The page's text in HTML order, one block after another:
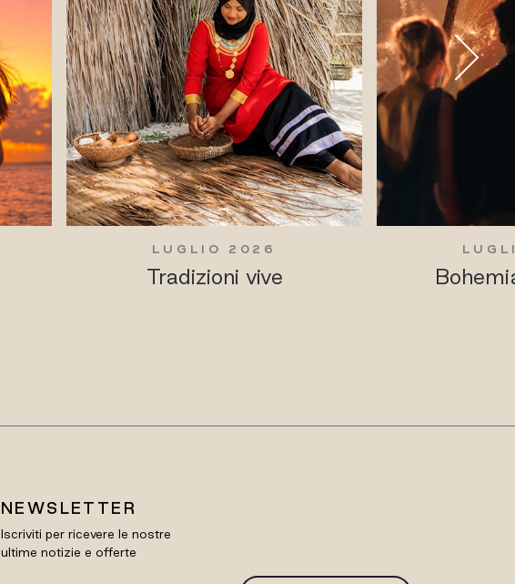
LUGLIO 2026
Tradizioni vive
NEWSLETTER
Iscriviti per ricevere le nostre
ultime notizie e offerte